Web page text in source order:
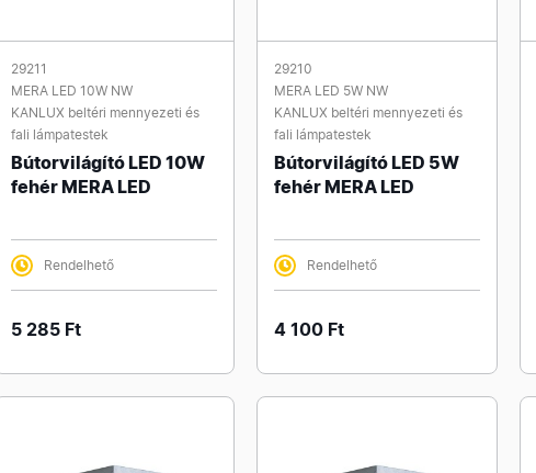
29211
MERA LED 10W NW
KANLUX beltéri mennyezeti és
fali lámpatestek
Bútorvilágító LED 10W
fehér MERA LED
Rendelhető
5 285 Ft
29210
MERA LED 5W NW
KANLUX beltéri mennyezeti és
fali lámpatestek
Bútorvilágító LED 5W
fehér MERA LED
Rendelhető
4 100 Ft